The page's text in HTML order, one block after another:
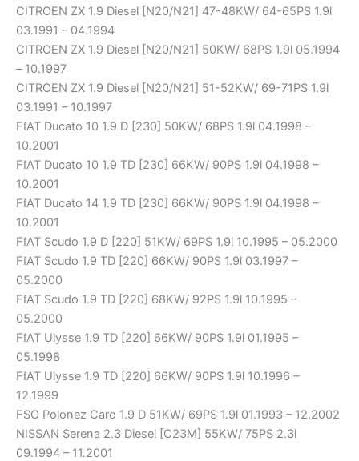
CITROEN ZX 1.9 Diesel [N20/N21] 47-48KW/ 64-65PS 1.9l
03.1991 – 04.1994
CITROEN ZX 1.9 Diesel [N20/N21] 50KW/ 68PS 1.9l 05.1994
– 10.1997
CITROEN ZX 1.9 Diesel [N20/N21] 51-52KW/ 69-71PS 1.9l
03.1991 – 10.1997
FIAT Ducato 10 1.9 D [230] 50KW/ 68PS 1.9l 04.1998 –
10.2001
FIAT Ducato 10 1.9 TD [230] 66KW/ 90PS 1.9l 04.1998 –
10.2001
FIAT Ducato 14 1.9 TD [230] 66KW/ 90PS 1.9l 04.1998 –
10.2001
FIAT Scudo 1.9 D [220] 51KW/ 69PS 1.9l 10.1995 – 05.2000
FIAT Scudo 1.9 TD [220] 66KW/ 90PS 1.9l 03.1997 –
05.2000
FIAT Scudo 1.9 TD [220] 68KW/ 92PS 1.9l 10.1995 –
05.2000
FIAT Ulysse 1.9 TD [220] 66KW/ 90PS 1.9l 01.1995 –
05.1998
FIAT Ulysse 1.9 TD [220] 66KW/ 90PS 1.9l 10.1996 –
12.1999
FSO Polonez Caro 1.9 D 51KW/ 69PS 1.9l 01.1993 – 12.2002
NISSAN Serena 2.3 Diesel [C23M] 55KW/ 75PS 2.3l
09.1994 – 11.2001